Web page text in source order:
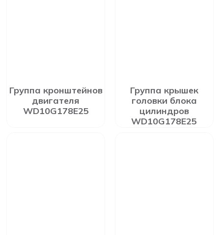
Группа кронштейнов
двигателя
WD10G178E25
Группа крышек
головки блока
цилиндров
WD10G178E25